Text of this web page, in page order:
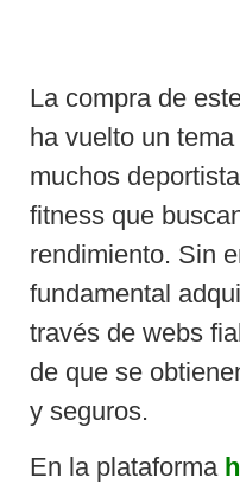
La compra de
ha vuelto un
muchos
fitness que
rendimiento. Sin
fundamental
través de webs
de que se
y seguros.
En la plataforma